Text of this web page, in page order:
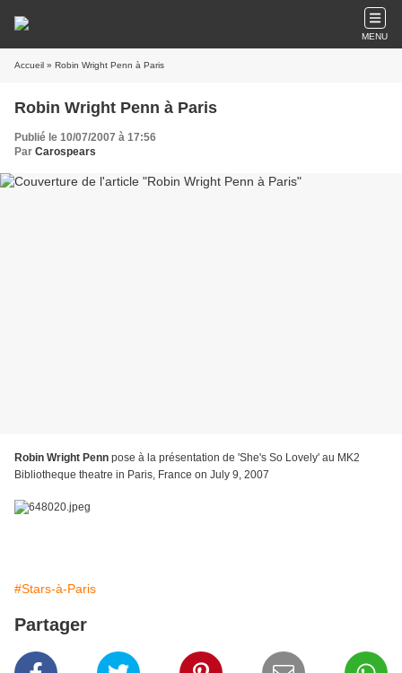
MENU
Accueil » Robin Wright Penn à Paris
Robin Wright Penn à Paris
Publié le 10/07/2007 à 17:56
Par Carospears
Robin Wright Penn pose à la présentation de 'She's So Lovely' au MK2
Bibliotheque theatre in Paris, France on July 9, 2007
#Stars-à-Paris
Partager